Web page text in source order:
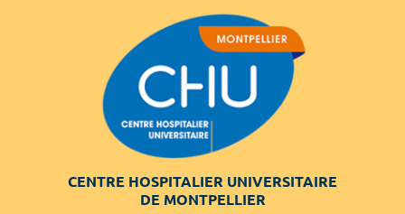
CENTRE HOSPITALIER UNIVERSITAIRE
DE MONTPELLIER